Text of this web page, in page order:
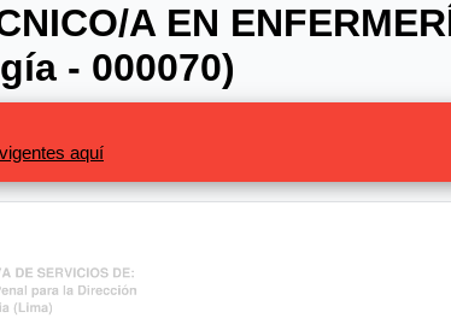
A EN
- 000070)
aquí